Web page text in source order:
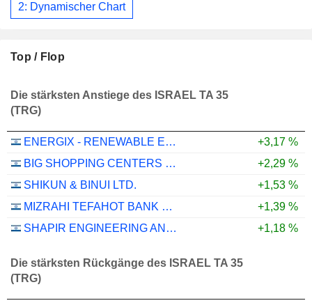
2: Dynamischer Chart
Top / Flop
Die stärksten Anstiege des ISRAEL TA 35
(TRG)
ENERGIX - RENEWABLE ENERGIES LTD.
+3,17 %
BIG SHOPPING CENTERS LTD
+2,29 %
SHIKUN & BINUI LTD.
+1,53 %
MIZRAHI TEFAHOT BANK LTD.
+1,39 %
SHAPIR ENGINEERING AND INDUSTRY LTD
+1,18 %
Die stärksten Rückgänge des ISRAEL TA 35
(TRG)